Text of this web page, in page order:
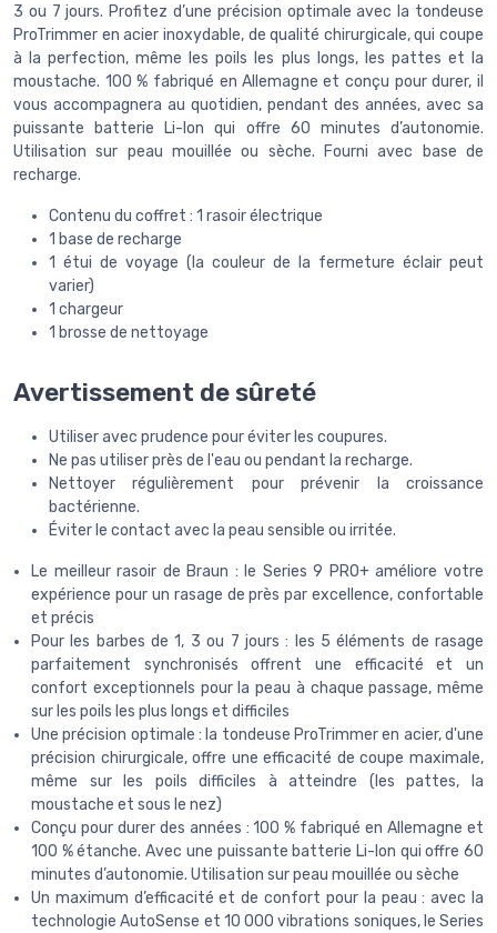
3 ou 7 jours. Profitez d’une précision optimale avec la tondeuse
ProTrimmer en acier inoxydable, de qualité chirurgicale, qui coupe
à la perfection, même les poils les plus longs, les pattes et la
moustache. 100 % fabriqué en Allemagne et conçu pour durer, il
vous accompagnera au quotidien, pendant des années, avec sa
puissante batterie Li-Ion qui offre 60 minutes d’autonomie.
Utilisation sur peau mouillée ou sèche. Fourni avec base de
recharge.
Contenu du coffret : 1 rasoir électrique
1 base de recharge
1 étui de voyage (la couleur de la fermeture éclair peut
varier)
1 chargeur
1 brosse de nettoyage
Avertissement de sûreté
Utiliser avec prudence pour éviter les coupures.
Ne pas utiliser près de l'eau ou pendant la recharge.
Nettoyer régulièrement pour prévenir la croissance
bactérienne.
Éviter le contact avec la peau sensible ou irritée.
Le meilleur rasoir de Braun : le Series 9 PRO+ améliore votre
expérience pour un rasage de près par excellence, confortable
et précis
Pour les barbes de 1, 3 ou 7 jours : les 5 éléments de rasage
parfaitement synchronisés offrent une efficacité et un
confort exceptionnels pour la peau à chaque passage, même
sur les poils les plus longs et difficiles
Une précision optimale : la tondeuse ProTrimmer en acier, d'une
précision chirurgicale, offre une efficacité de coupe maximale,
même sur les poils difficiles à atteindre (les pattes, la
moustache et sous le nez)
Conçu pour durer des années : 100 % fabriqué en Allemagne et
100 % étanche. Avec une puissante batterie Li-Ion qui offre 60
minutes d’autonomie. Utilisation sur peau mouillée ou sèche
Un maximum d’efficacité et de confort pour la peau : avec la
technologie AutoSense et 10 000 vibrations soniques, le Series